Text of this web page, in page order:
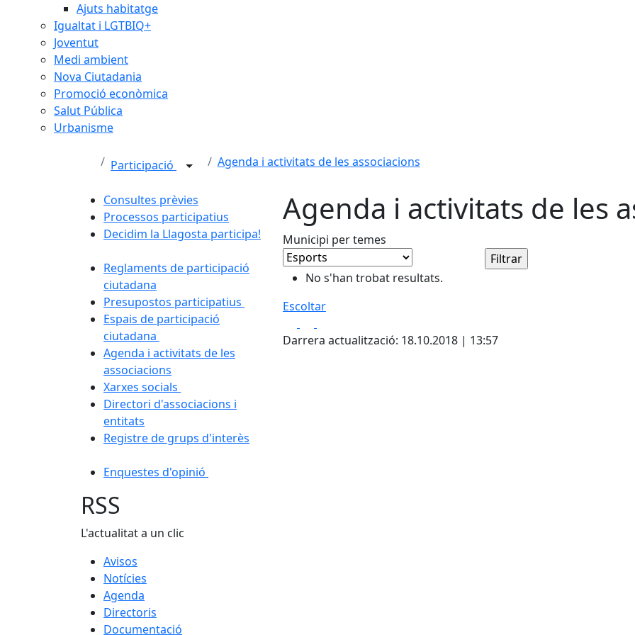
Ajuts habitatge
Igualtat i LGTBIQ+
Joventut
Medi ambient
Nova Ciutadania
Promoció econòmica
Salut Pública
Urbanisme
Participació Agenda i activitats de les associacions
Consultes prèvies
Processos participatius
Decidim la Llagosta participa!
Reglaments de participació
ciutadana
Presupostos participatius
Espais de participació
ciutadana
Agenda i activitats de les
associacions
Xarxes socials
Directori d'associacions i
entitats
Registre de grups d'interès
Enquestes d'opinió
Agenda i activitats de les
Municipi per temes
No s'han trobat resultats.
Escoltar
Darrera actualització: 18.10.2018 | 13:57
RSS
L'actualitat a un clic
Avisos
Notícies
Agenda
Directoris
Documentació